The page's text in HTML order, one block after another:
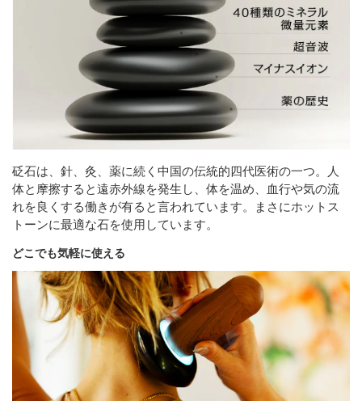
砭石は、針、灸、薬に続く中国の伝統的四代医術の一つ。人
体と摩擦すると遠赤外線を発生し、体を温め、血行や気の流
れを良くする働きが有ると言われています。まさにホットス
トーンに最適な石を使用しています。
どこでも気軽に使える